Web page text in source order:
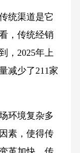
统渠道是它
，传统经销
，2025年上
减少了211家
环境复杂多
素，使得传